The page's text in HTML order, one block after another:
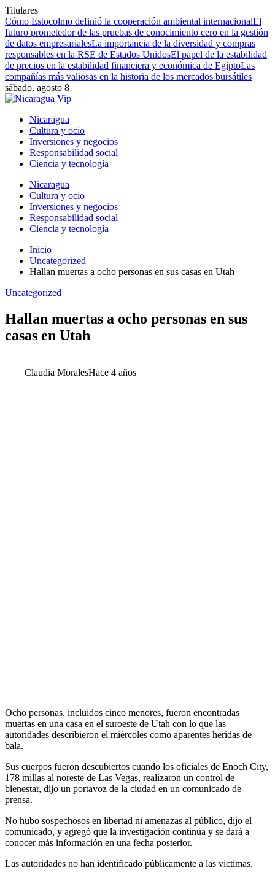
Titulares
Cómo Estocolmo definió la cooperación ambiental internacionalEl
futuro prometedor de las pruebas de conocimiento cero en la gestión
de datos empresarialesLa importancia de la diversidad y compras
responsables en la RSE de Estados UnidosEl papel de la estabilidad
de precios en la estabilidad financiera y económica de EgiptoLas
compañías más valiosas en la historia de los mercados bursátiles
sábado, agosto 8
Nicaragua
Cultura y ocio
Inversiones y negocios
Responsabilidad social
Ciencia y tecnología
Nicaragua
Cultura y ocio
Inversiones y negocios
Responsabilidad social
Ciencia y tecnología
Inicio
Uncategorized
Hallan muertas a ocho personas en sus casas en Utah
Uncategorized
Hallan muertas a ocho personas en sus
casas en Utah
Claudia MoralesHace 4 años
Ocho personas, incluidos cinco menores, fueron encontradas
muertas en una casa en el suroeste de Utah con lo que las
autoridades describieron el miércoles como aparentes heridas de
bala.
Sus cuerpos fueron descubiertos cuando los oficiales de Enoch City,
178 millas al noreste de Las Vegas, realizaron un control de
bienestar, dijo un portavoz de la ciudad en un comunicado de
prensa.
No hubo sospechosos en libertad ni amenazas al público, dijo el
comunicado, y agregó que la investigación continúa y se dará a
conocer más información en una fecha posterior.
Las autoridades no han identificado públicamente a las víctimas.